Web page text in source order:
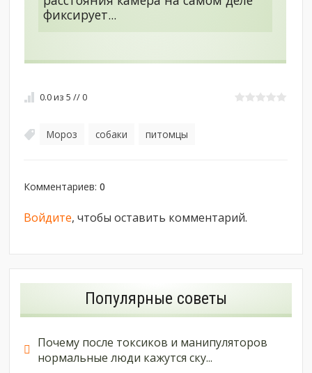
фиксирует...
0.0из5 // 0
Мороз собаки питомцы
Комментариев:0
Войдите, чтобы оставить комментарий.
Популярные советы
Почему после токсиков и манипуляторов
нормальные люди кажутся ску...